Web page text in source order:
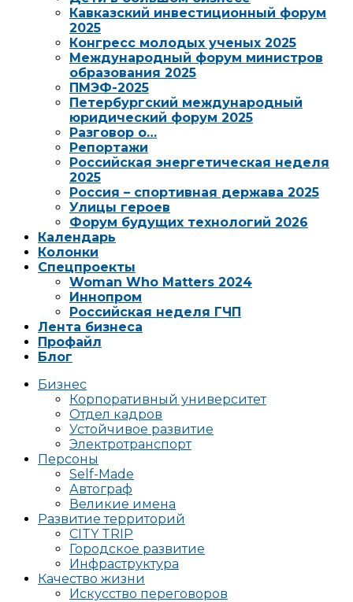
Кавказский инвестиционный форум
2025
Конгресс молодых ученых 2025
Международный форум министров
образования 2025
ПМЭФ-2025
Петербургский международный
юридический форум 2025
Разговор о…
Репортажи
Российская энергетическая неделя
2025
Россия – спортивная держава 2025
Улицы героев
Форум будущих технологий 2026
Календарь
Колонки
Спецпроекты
Woman Who Matters 2024
Иннопром
Российская неделя ГЧП
Лента бизнеса
Профайл
Блог
Бизнес
Корпоративный университет
Отдел кадров
Устойчивое развитие
Электротранспорт
Персоны
Self-Made
Автограф
Великие имена
Развитие территорий
CITY TRIP
Городское развитие
Инфраструктура
Качество жизни
Искусство переговоров